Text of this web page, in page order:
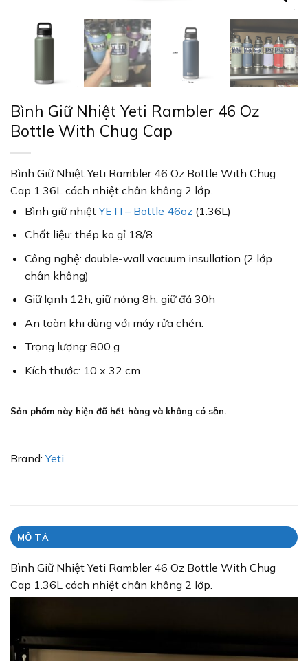
Bình Giữ Nhiệt Yeti Rambler 46 Oz
Bottle With Chug Cap
Bình Giữ Nhiệt Yeti Rambler 46 Oz Bottle With Chug
Cap 1.36L cách nhiệt chân không 2 lớp.
Bình giữ nhiệtYETI – Bottle 46oz(1.36L)
Chất liệu: thép ko gỉ 18/8
Công nghệ: double-wall vacuum insullation (2 lớp
chân không)
Giữ lạnh 12h, giữ nóng 8h, giữ đá 30h
An toàn khi dùng với máy rửa chén.
Trọng lượng: 800 g
Kích thước: 10 x 32 cm
Sản phẩm này hiện đã hết hàng và không có sẵn.
Brand: Yeti
MÔ TẢ
Bình Giữ Nhiệt Yeti Rambler 46 Oz Bottle With Chug
Cap 1.36L cách nhiệt chân không 2 lớp.